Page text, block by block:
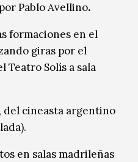
Pablo Avellino.
formaciones en el
giras por el
Solís a sala
del cineasta argentino
en salas madrileñas